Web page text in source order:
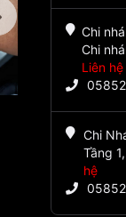
Chi
Chi
Liên hệ
Chi
Tầng
hệ